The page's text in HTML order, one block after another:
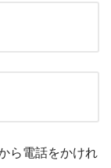
ら電話をかけれ